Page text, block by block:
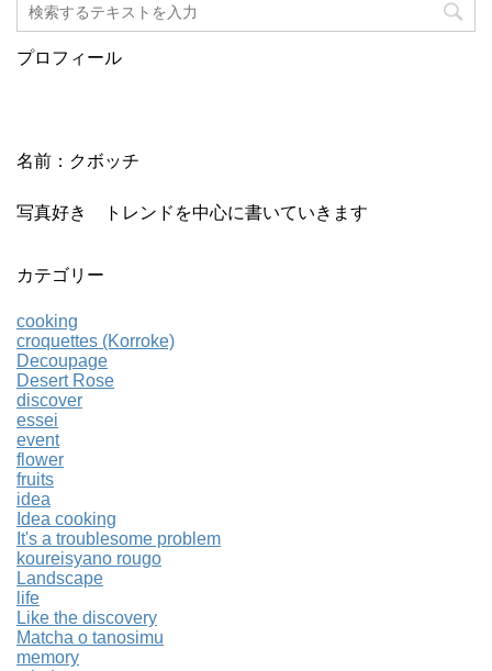
プロフィール
名前：クボッチ
写真好き トレンドを中心に書いていきます
カテゴリー
cooking
croquettes (Korroke)
Decoupage
Desert Rose
discover
essei
event
flower
fruits
idea
Idea cooking
It's a troublesome problem
koureisyano rougo
Landscape
life
Like the discovery
Matcha o tanosimu
memory